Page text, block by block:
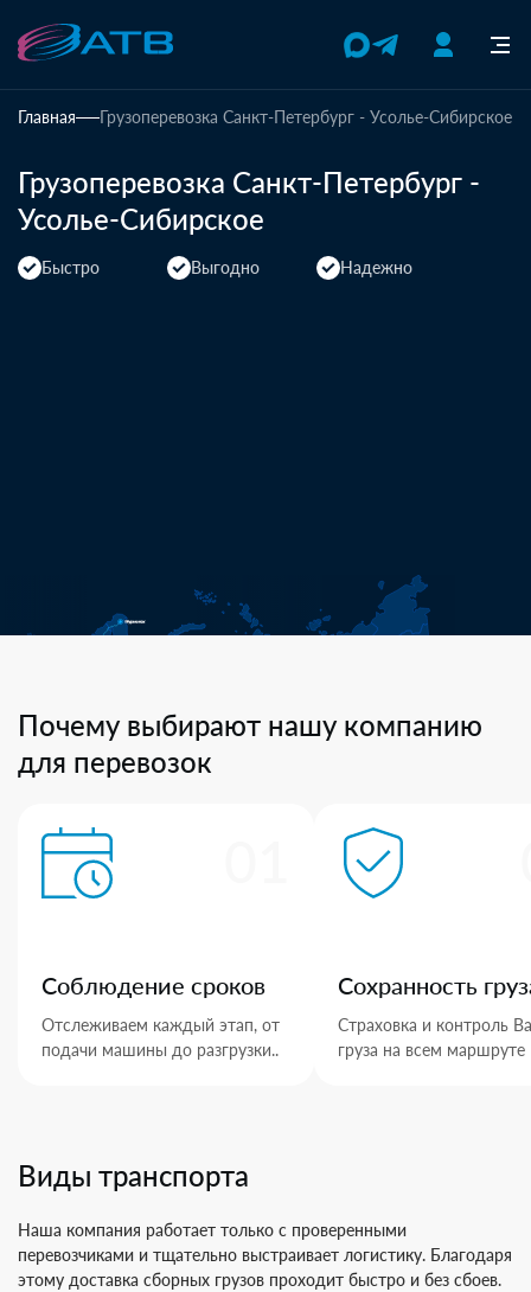
Главная Грузоперевозка Санкт-Петербург - Усолье-Сибирское
Грузоперевозка Санкт-Петербург -
Усолье-Сибирское
Быстро Выгодно Надежно
Почему выбирают нашу компанию
для перевозок
Соблюдение сроков
Отслеживаем каждый этап, от
подачи машины до разгрузки..
Сохранность
Страховка и контроль
груза на всем маршруте
Виды транспорта
Наша компания работает только с проверенными
перевозчиками и тщательно выстраивает логистику. Благодаря
этому доставка сборных грузов проходит быстро и без сбоев.